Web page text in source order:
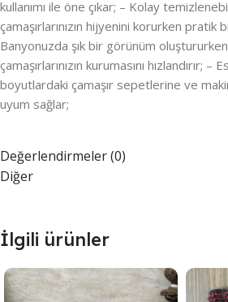
kullanımı ile öne çıkar; – Kolay
çamaşırlarınızın hijyenini korurken pratik
Banyonuzda şık bir görünüm
çamaşırlarınızın kurumasını hızlandırır; –
boyutlardaki çamaşır sepetlerine ve
uyum sağlar;
Değerlendirmeler (0)
Diğer
İlgili ürünler